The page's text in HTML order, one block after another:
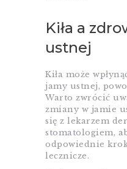
Kiła a
ustnej
Kiła może
jamy ustnej,
Warto zwrócić
zmiany w jamie
się z lekarzem
stomatologiem,
odpowiednie
lecznicze.